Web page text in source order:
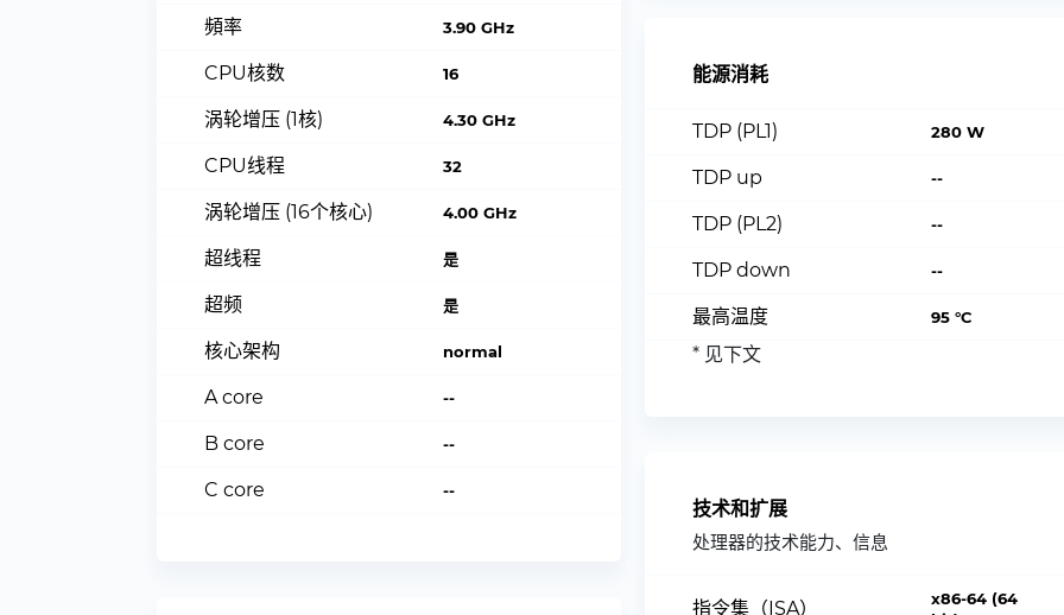
頻率 3.90 GHz
CPU核数 16
涡轮增压 (1核) 4.30 GHz
CPU线程 32
涡轮增压 (16个核心) 4.00 GHz
超线程 是
超频 是
核心架构 normal
A core --
B core --
C core --
能源消耗
TDP (PL1) 280 W
TDP up --
TDP (PL2) --
TDP down --
最高温度 95 °C
* 见下文
技术和扩展
处理器的技术能力、信息
指令集（ISA）
x86-64 (64